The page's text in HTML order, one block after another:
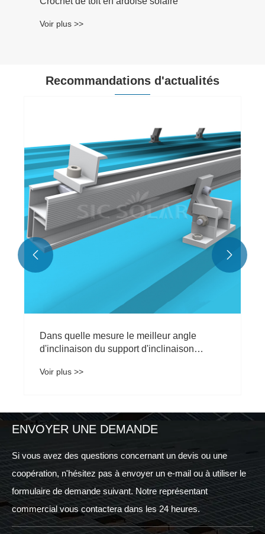
Recommandations d'actualités
Comment choisir la bonne tuile solaire en
fonction des besoins réels ?
Voir plus >>
 
ENVOYER UNE DEMANDE
Si vous avez des questions concernant un devis ou une
coopération, n'hésitez pas à envoyer un e-mail ou à utiliser le
formulaire de demande suivant. Notre représentant
commercial vous contactera dans les 24 heures.